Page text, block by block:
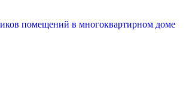
помещений в многоквартирном доме